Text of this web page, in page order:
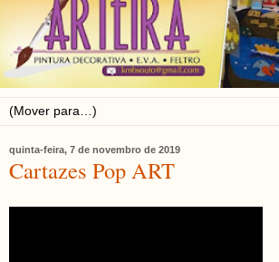
quinta-feira, 7 de novembro de 2019
Cartazes Pop ART